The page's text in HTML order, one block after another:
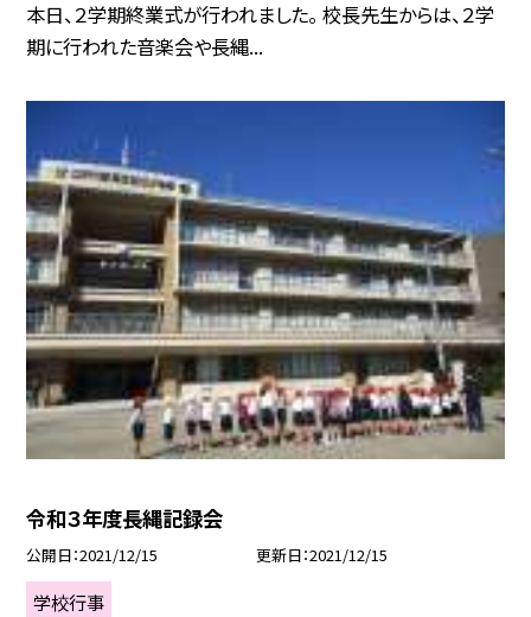
本日、２学期終業式が行われました。 校長先生からは、２学
期に行われた音楽会や長縄...
令和３年度長縄記録会
公開日 2021/12/15 更新日 2021/12/15
学校行事